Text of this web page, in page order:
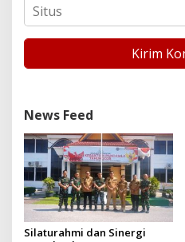
News Feed
Silaturahmi dan Sinergi